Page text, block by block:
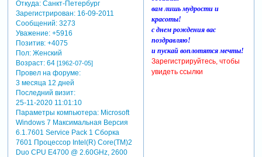
Откуда:Санкт-Петербург
Зарегистрирован: 16-09-2011
Сообщений:3273
Уважение: +5916
Позитив: +4075
Пол:Женский
Возраст:64 [1962-07-05]
Провел на форуме:
3 месяца 12 дней
Последний визит:
25-11-2020 11:01:10
Параметры компьютера:Microsoft
Windows 7 Максимальная Версия
6.1.7601 Service Pack 1 Сборка
7601 Процессор Intel(R) Core(TM)2
Duo CPU E4700 @ 2.60GHz, 2600
вам лишь мудрости и
красоты!
с днем рождения вас
поздравляю!
и пускай воплотятся мечты!
Зарегистрируйтесь, чтобы
увидеть ссылки